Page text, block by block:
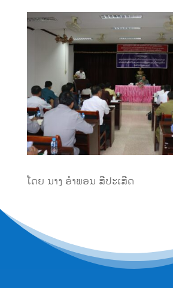
ໂດຍ ນາງ ອໍາພອນ ສີປະເສີດ